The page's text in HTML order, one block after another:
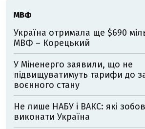
МВФ
Україна отримала ще $690
МВФ – Корецький
У Міненерго заявили, що не
підвищуватимуть тарифи до
воєнного стану
Не лише НАБУ і ВАКС: які
виконати Україна